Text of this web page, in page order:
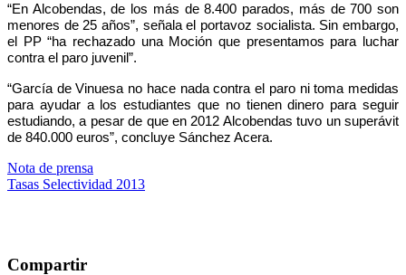
“En Alcobendas, de los más de 8.400 parados, más de 700 son
menores de 25 años”, señala el portavoz socialista. Sin embargo,
el PP “ha rechazado una Moción que presentamos para luchar
contra el paro juvenil”.
“García de Vinuesa no hace nada contra el paro ni toma medidas
para ayudar a los estudiantes que no tienen dinero para seguir
estudiando, a pesar de que en 2012 Alcobendas tuvo un superávit
de 840.000 euros”, concluye Sánchez Acera.
Nota de prensa
Tasas Selectividad 2013
Compartir